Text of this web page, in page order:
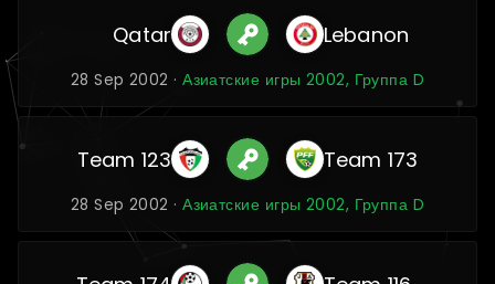
Qatar Lebanon
28 Sep 2002 ·Азиатские игры 2002, Группа D
Team 123 Team 173
28 Sep 2002 ·Азиатские игры 2002, Группа D